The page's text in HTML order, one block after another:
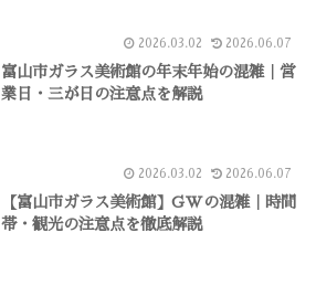
2026.03.02 2026.06.07
富山市ガラス美術館の年末年始の混雑｜営
業日・三が日の注意点を解説
2026.03.02 2026.06.07
【富山市ガラス美術館】GWの混雑｜時間
帯・観光の注意点を徹底解説